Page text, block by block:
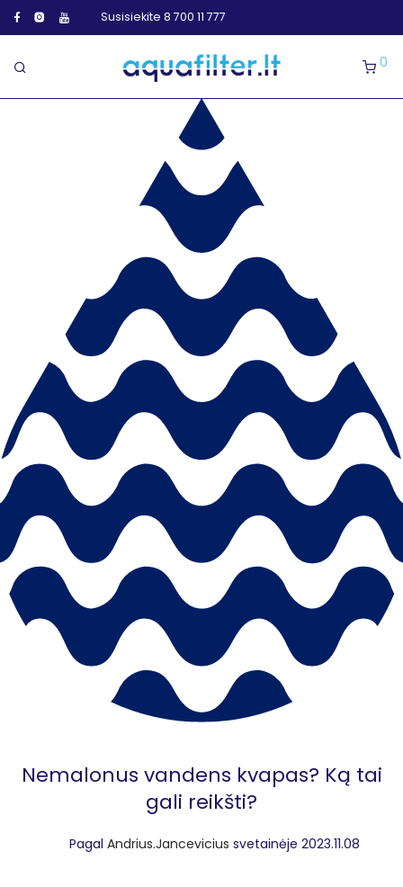
Susisiekite 8 700 11 777
0
Nemalonus vandens kvapas? Ką tai
gali reikšti?
Pagal Andrius.Jancevicius svetainėje 2023.11.08